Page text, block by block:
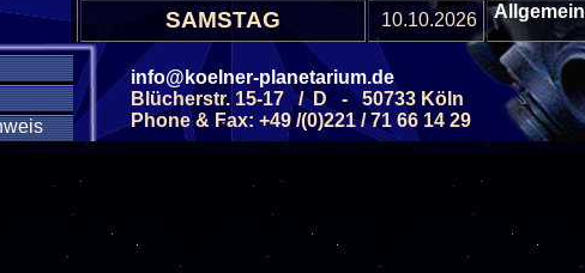
SAMSTAG 10.10.2026
SAMSTAG 24.10.2026
SAMSTAG 07.11.2026
SAMSTAG 21.11.2026
SAMSTAG
info@koelner-planetarium.de
Blücherstr. 15-17 / D - 50733 Köln
Phone & Fax: +49 /(0)221 / 71 66 14 29